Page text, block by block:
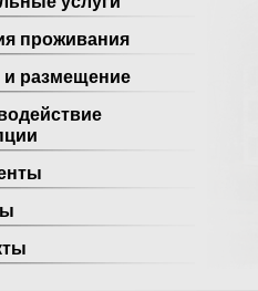
проживания
и размещение